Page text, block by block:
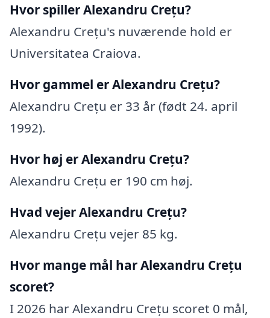
Hvor spiller Alexandru Crețu?
Alexandru Crețu's nuværende hold er
Universitatea Craiova.
Hvor gammel er Alexandru Crețu?
Alexandru Crețu er 33 år (født 24. april
1992).
Hvor høj er Alexandru Crețu?
Alexandru Crețu er 190 cm høj.
Hvad vejer Alexandru Crețu?
Alexandru Crețu vejer 85 kg.
Hvor mange mål har Alexandru Crețu
scoret?
I 2026 har Alexandru Crețu scoret 0 mål,